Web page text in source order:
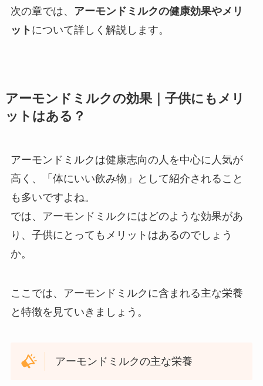
次の章では、 アーモンドミルクの健康効果やメリ
ット について詳しく解説します。
アーモンドミルクの効果｜子供にもメリ
ットはある？
アーモンドミルクは健康志向の人を中心に人気が
高く、「体にいい飲み物」として紹介されること
も多いですよね。
では、アーモンドミルクにはどのような効果があ
り、子供にとってもメリットはあるのでしょう
か。
ここでは、アーモンドミルクに含まれる主な栄養
と特徴を見ていきましょう。
アーモンドミルクの主な栄養